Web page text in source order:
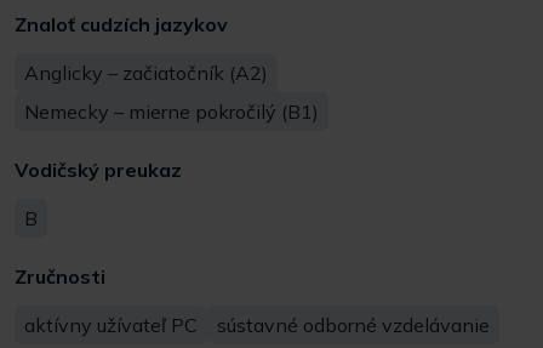
Znaloť cudzích jazykov
Anglicky – začiatočník (A2)
Nemecky – mierne pokročilý (B1)
Vodičský preukaz
B
Zručnosti
aktívny užívateľ PC
sústavné odborné vzdelávanie